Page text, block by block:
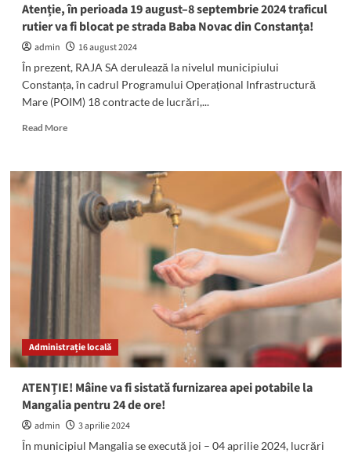
Atenție, în perioada 19 august–8 septembrie 2024 traficul
rutier va fi blocat pe strada Baba Novac din Constanța!
admin
16 august 2024
În prezent, RAJA SA derulează la nivelul municipiului
Constanța, în cadrul Programului Operațional Infrastructură
Mare (POIM) 18 contracte de lucrări,...
Read MoreRead
Atenție,
în
perioada
august–
blocat
Baba
Novac
din
Administrație locală
ATENȚIE! Mâine va fi sistată furnizarea apei potabile la
Mangalia pentru 24 de ore!
admin
3 aprilie 2024
În municipiul Mangalia se execută joi – 04 aprilie 2024, lucrări